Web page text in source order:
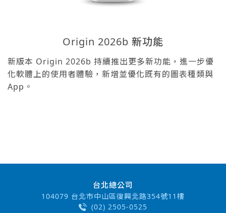
Origin 2026b 新功能
新版本 Origin 2026b 持續推出更多新功能，進一步優
化軟體上的使用者體驗，新增並優化既有的圖表種類與
App。
台北總公司
104079 台北市中山區復興北路354號11樓
(02) 2505-0525